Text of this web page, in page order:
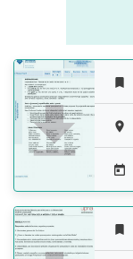




